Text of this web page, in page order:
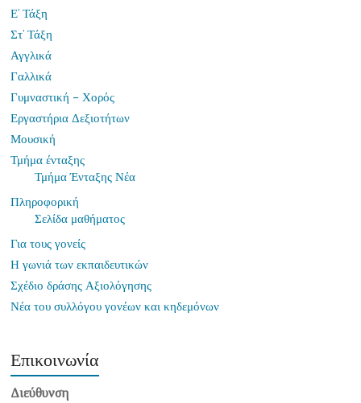
Ε’ Τάξη
Στ’ Τάξη
Αγγλικά
Γαλλικά
Γυμναστική – Χορός
Εργαστήρια Δεξιοτήτων
Μουσική
Τμήμα ένταξης
Τμήμα Ένταξης Νέα
Πληροφορική
Σελίδα μαθήματος
Για τους γονείς
Η γωνιά των εκπαιδευτικών
Σχέδιο δράσης Αξιολόγησης
Νέα του συλλόγου γονέων και κηδεμόνων
Επικοινωνία
Διεύθυνση